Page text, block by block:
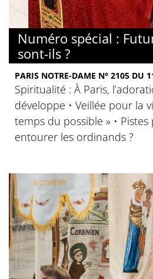
Numéro spécial :
sont-ils ?
PARIS NOTRE-DAME N° 2105 DU
Spiritualité : À Paris,
développe • Veillée pour la
temps du possible » •
entourer les ordinands ?